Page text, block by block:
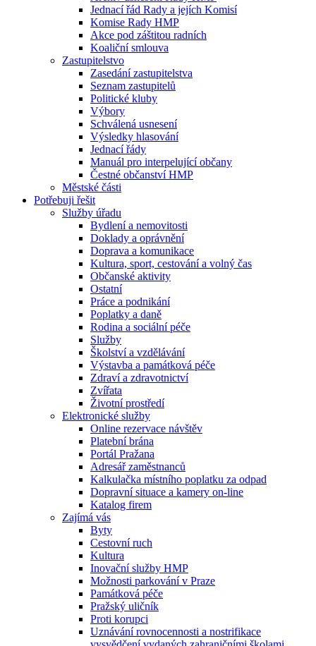
Jednací řád Rady a jejích Komisí
Komise Rady HMP
Akce pod záštitou radních
Koaliční smlouva
Zastupitelstvo
Zasedání zastupitelstva
Seznam zastupitelů
Politické kluby
Výbory
Schválená usnesení
Výsledky hlasování
Jednací řády
Manuál pro interpelující občany
Čestné občanství HMP
Městské části
Potřebuji řešit
Služby úřadu
Bydlení a nemovitosti
Doklady a oprávnění
Doprava a komunikace
Kultura, sport, cestování a volný čas
Občanské aktivity
Ostatní
Práce a podnikání
Poplatky a daně
Rodina a sociální péče
Služby
Školství a vzdělávání
Výstavba a památková péče
Zdraví a zdravotnictví
Zvířata
Životní prostředí
Elektronické služby
Online rezervace návštěv
Platební brána
Portál Pražana
Adresář zaměstnanců
Kalkulačka místního poplatku za odpad
Dopravní situace a kamery on-line
Katalog firem
Zajímá vás
Byty
Cestovní ruch
Kultura
Inovační služby HMP
Možnosti parkování v Praze
Památková péče
Pražský uličník
Proti korupci
Uznávání rovnocennosti a nostrifikace